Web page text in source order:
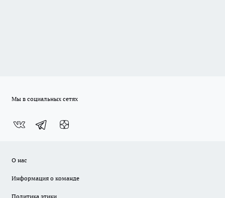
Мы в социальных сетях
О нас
Информация о команде
Политика этики